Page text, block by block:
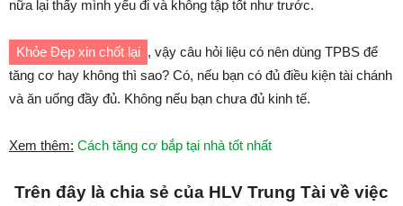
nữa lại thấy mình yếu đi và không tập tốt như trước.
Khỏe Đẹp xin chốt lại , vậy câu hỏi liệu có nên dùng TPBS để
tăng cơ hay không thì sao? Có, nếu bạn có đủ điều kiện tài chánh
và ăn uống đầy đủ. Không nếu bạn chưa đủ kinh tế.
Xem thêm: Cách tăng cơ bắp tại nhà tốt nhất
Trên đây là chia sẻ của HLV Trung Tài về việc